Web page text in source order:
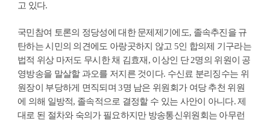
고 있다.
국민참여 토론의 정당성에 대한 문제제기에도, 졸속추진을 규
탄하는 시민의 의견에도 아랑곳하지 않고 5인 합의제 기구라는
법적 위상 마저도 무시한 채 김효재, 이상인 단 2명의 위원이 공
영방송을 말살할 과오를 저지른 것이다. 수신료 분리징수는 위
원장이 부당하게 면직되며 3명 남은 위원회가 여당 추천 위원
에 의해 일방적, 졸속적으로 결정할 수 있는 사안이 아니다. 제
대로 된 절차와 숙의가 필요하지만 방송통신위원회는 아무런